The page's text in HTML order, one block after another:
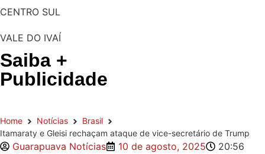
CENTRO SUL
VALE DO IVAÍ
Saiba +
Publicidade
Home Notícias
Brasil
Itamaraty e Gleisi rechaçam ataque de vice-secretário de Trump
Guarapuava Notícias 10 de agosto, 2025
20:56